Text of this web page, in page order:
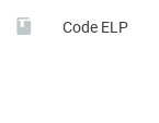
Code ELP